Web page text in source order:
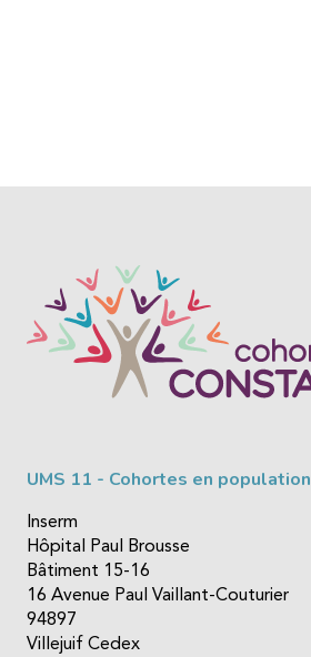
UMS 11 - Cohortes en population
Inserm
Hôpital Paul Brousse
Bâtiment 15-16
16 Avenue Paul Vaillant-Couturier
94897
Villejuif Cedex